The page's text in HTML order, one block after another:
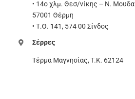
• 14ο χλμ. Θεσ/νίκης – Ν.
57001 Θέρμη
• Τ.Θ. 141, 574 00 Σίνδος
Σέρρες
Τέρμα Μαγνησίας, T.K. 62124